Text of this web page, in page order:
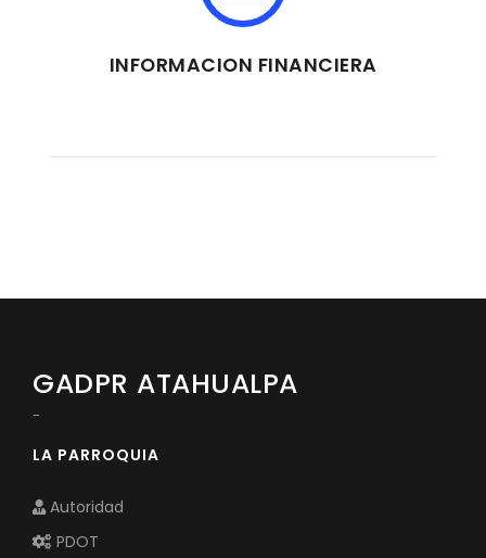
INFORMACION FINANCIERA
GADPR ATAHUALPA
-
LA PARROQUIA
Autoridad
PDOT